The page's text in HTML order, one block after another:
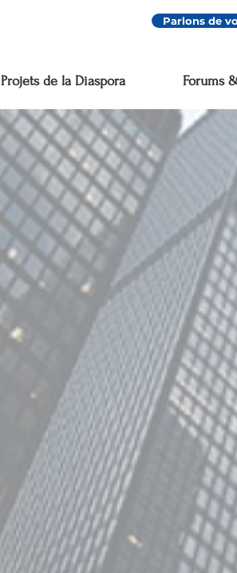
Parlons de
Projets de la Diaspora Forums